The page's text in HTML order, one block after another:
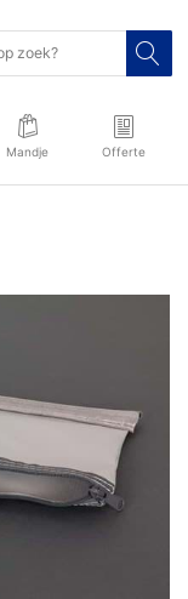
Mandje Offerte